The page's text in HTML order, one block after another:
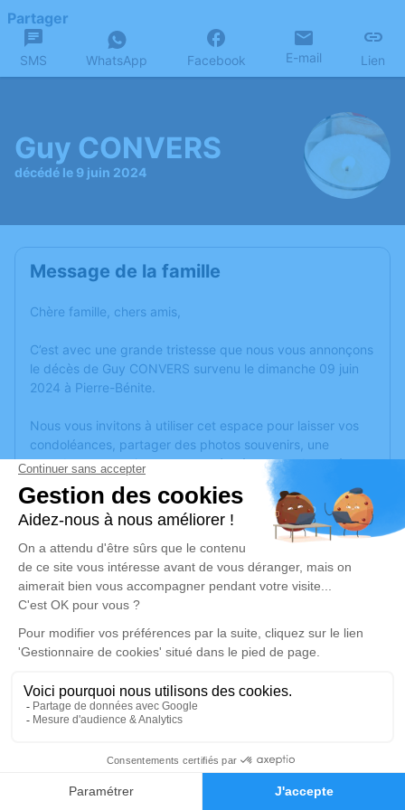
Faire-part Hommages
Partager
SMS WhatsApp Facebook E-mail Lien
Guy CONVERS
décédé le 9 juin 2024
Message de la famille
Chère famille, chers amis,
C’est avec une grande tristesse que nous vous annonçons
le décès de Guy CONVERS survenu le dimanche 09 juin
2024 à Pierre-Bénite.
Nous vous invitons à utiliser cet espace pour laisser vos
condoléances, partager des photos souvenirs, une
anecdote ou exprimer vos pensées à travers des poèmes
ou des textes. Cet endroit est un lieu d'expression dédié à
honorer la mémoire de Guy CONVERS.
Un service de plantation d’arbre hommage estdisponible
vendredi 14 juin 2024 à 10h00
Eglise Saint Fortunat 4 impasse St Fortuna
69290 Craponne
Je rends hommage